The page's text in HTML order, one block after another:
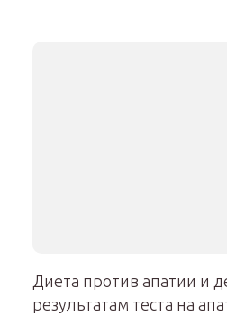
Диета против апатии и
результатам теста на